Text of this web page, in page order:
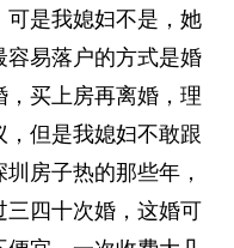
是我媳妇不是，她
易落户的方式是婚
买上房再离婚，理
但是我媳妇不敢跟
房子热的那些年，
四十次婚，这婚可